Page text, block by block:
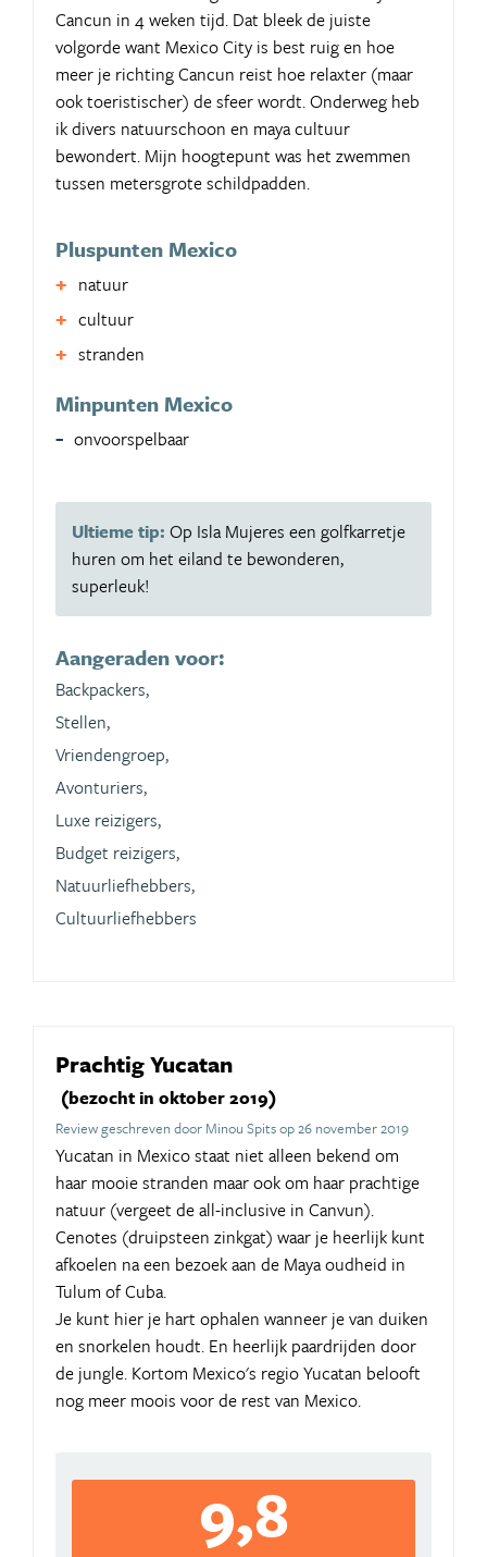
Cancun in 4 weken tijd. Dat bleek de juiste
volgorde want Mexico City is best ruig en hoe
meer je richting Cancun reist hoe relaxter (maar
ook toeristischer) de sfeer wordt. Onderweg heb
ik divers natuurschoon en maya cultuur
bewondert. Mijn hoogtepunt was het zwemmen
tussen metersgrote schildpadden.
Pluspunten Mexico
natuur
cultuur
stranden
Minpunten Mexico
onvoorspelbaar
Ultieme tip: Op Isla Mujeres een golfkarretje
huren om het eiland te bewonderen,
superleuk!
Aangeraden voor:
Backpackers,
Stellen,
Vriendengroep,
Avonturiers,
Luxe reizigers,
Budget reizigers,
Natuurliefhebbers,
Cultuurliefhebbers
Prachtig Yucatan
(bezocht in oktober 2019)
Review geschreven door Minou Spits op 26 november 2019
Yucatan in Mexico staat niet alleen bekend om
haar mooie stranden maar ook om haar prachtige
natuur (vergeet de all-inclusive in Canvun).
Cenotes (druipsteen zinkgat) waar je heerlijk kunt
afkoelen na een bezoek aan de Maya oudheid in
Tulum of Cuba.
Je kunt hier je hart ophalen wanneer je van duiken
en snorkelen houdt. En heerlijk paardrijden door
de jungle. Kortom Mexico's regio Yucatan belooft
nog meer moois voor de rest van Mexico.
9,8